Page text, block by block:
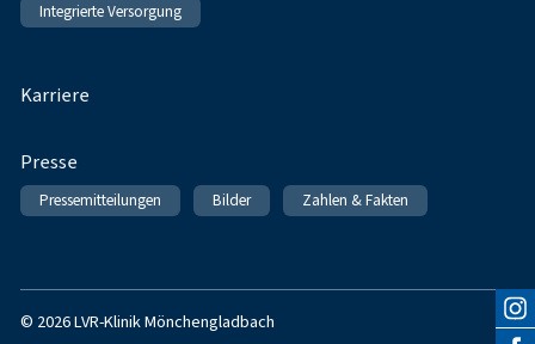
Integrierte Versorgung
Karriere
Presse
Pressemitteilungen Bilder Zahlen & Fakten
© 2026 LVR-Klinik Mönchengladbach